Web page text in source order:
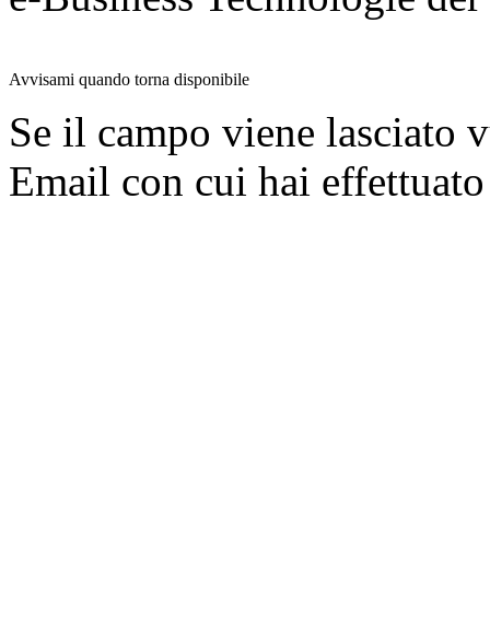
Avvisami quando torna disponibile
Se il campo viene lasciato
Email con cui hai